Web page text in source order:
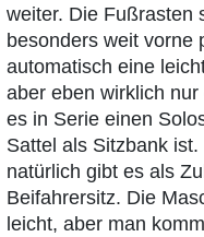
weiter. Die Fußrasten
besonders weit vorne
automatisch eine
aber eben wirklich
es in Serie einen
Sattel als Sitzbank
natürlich gibt es als
Beifahrersitz. Die
leicht, aber man